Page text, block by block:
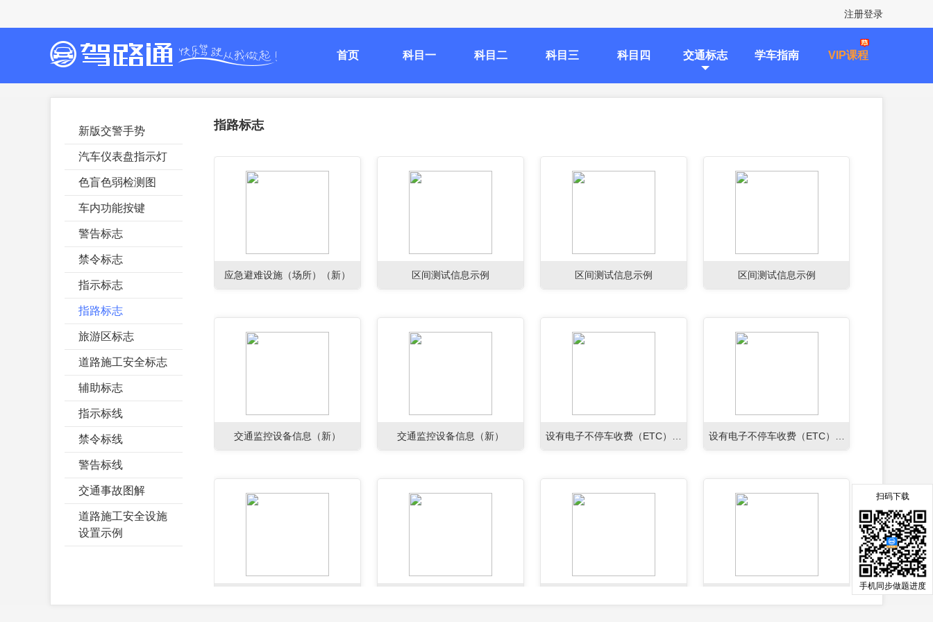
扫码下载
手机同步做题进度
注册登录
首页 科目一 科目二 科目三 科目四 交通标志 学车指南 VIP课程
新版交警手势
汽车仪表盘指示灯
色盲色弱检测图
车内功能按键
警告标志
禁令标志
指示标志
指路标志
旅游区标志
道路施工安全标志
辅助标志
指示标线
禁令标线
警告标线
交通事故图解
道路施工安全设施
设置示例
指路标志
应急避难设施（场所）（新） 区间测试信息示例 区间测试信息示例 区间测试信息示例
交通监控设备信息（新） 交通监控设备信息（新） 设有电子不停车收费（ETC）车 设有电子不停车收费（ETC）车